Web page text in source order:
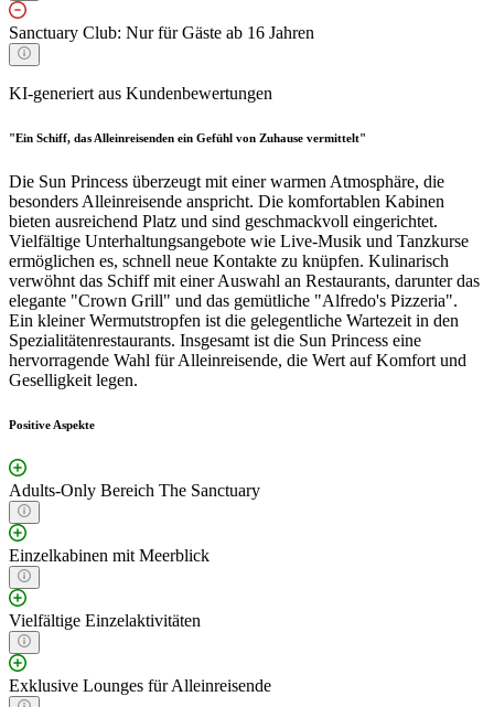
Sanctuary Club: Nur für Gäste ab 16 Jahren
KI-generiert aus Kundenbewertungen
"Ein Schiff, das Alleinreisenden ein Gefühl von Zuhause vermittelt"
Die Sun Princess überzeugt mit einer warmen Atmosphäre, die
besonders Alleinreisende anspricht. Die komfortablen Kabinen
bieten ausreichend Platz und sind geschmackvoll eingerichtet.
Vielfältige Unterhaltungsangebote wie Live-Musik und Tanzkurse
ermöglichen es, schnell neue Kontakte zu knüpfen. Kulinarisch
verwöhnt das Schiff mit einer Auswahl an Restaurants, darunter das
elegante "Crown Grill" und das gemütliche "Alfredo's Pizzeria".
Ein kleiner Wermutstropfen ist die gelegentliche Wartezeit in den
Spezialitätenrestaurants. Insgesamt ist die Sun Princess eine
hervorragende Wahl für Alleinreisende, die Wert auf Komfort und
Geselligkeit legen.
Positive Aspekte
Adults-Only Bereich The Sanctuary
Einzelkabinen mit Meerblick
Vielfältige Einzelaktivitäten
Exklusive Lounges für Alleinreisende